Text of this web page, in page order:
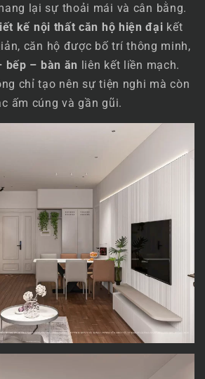
lại sự thoải mái và cân bằng.
kế nội thất căn hộ hiện đại kết
căn hộ được bố trí thông minh,
bếp – bàn ăn liên kết liền mạch.
chỉ tạo nên sự tiện nghi mà còn
ấm cúng và gần gũi.